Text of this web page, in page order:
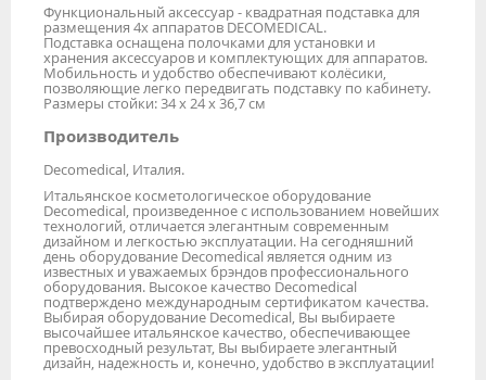
Функциональный аксессуар - квадратная подставка для
размещения 4х аппаратов DECOMEDICAL.
Подставка оснащена полочками для установки и
хранения аксессуаров и комплектующих для аппаратов.
Мобильность и удобство обеспечивают колёсики,
позволяющие легко передвигать подставку по кабинету.
Размеры стойки: 34 x 24 x 36,7 см
Производитель
Decomedical, Италия.
Итальянское косметологическое оборудование
Decomedical, произведенное с использованием новейших
технологий, отличается элегантным современным
дизайном и легкостью эксплуатации. На сегодняшний
день оборудование Decomedical является одним из
известных и уважаемых брэндов профессионального
оборудования. Высокое качество Decomedical
подтверждено международным сертификатом качества.
Выбирая оборудование Decomedical, Вы выбираете
высочайшее итальянское качество, обеспечивающее
превосходный результат, Вы выбираете элегантный
дизайн, надежность и, конечно, удобство в эксплуатации!